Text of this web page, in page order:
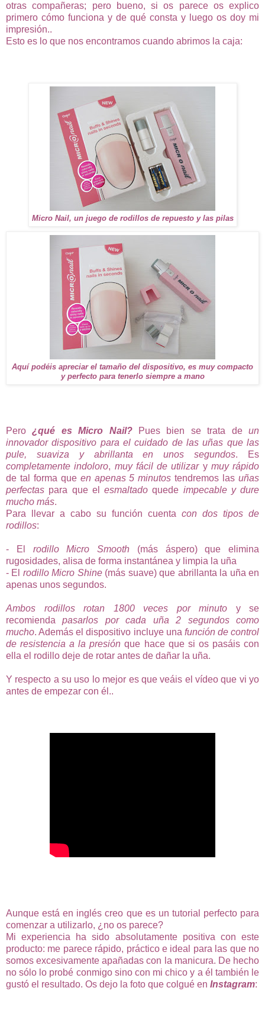
otras compañeras; pero bueno, si os parece os explico
primero cómo funciona y de qué consta y luego os doy mi
impresión..
Esto es lo que nos encontramos cuando abrimos la caja:
Micro Nail, un juego de rodillos de repuesto y las pilas
Aquí podéis apreciar el tamaño del dispositivo, es muy compacto
y perfecto para tenerlo siempre a mano
Pero¿qué es Micro Nail? Pues bien se trata deun
innovador dispositivo para el cuidado de las uñas que las
pule, suaviza y abrillanta en unos segundos. Es
completamente indoloro, muy fácil de utilizar y muy rápido
de tal forma que en apenas 5 minutos tendremos lasuñas
perfectas para que el esmaltado quede impecable y dure
mucho más.
Para llevar a cabo su función cuenta con dos tipos de
rodillos:
- El rodillo Micro Smooth (más áspero) que elimina
rugosidades, alisa de forma instantánea y limpia la uña
- El rodillo Micro Shine(más suave) que abrillanta la uña en
apenas unos segundos.
Ambos rodillos rotan 1800 veces por minuto y se
recomiendapasarlos por cada uña 2 segundos como
mucho. Además el dispositivo incluye una función de control
de resistencia a la presiónque hace que si os pasáis con
ella el rodillo deje de rotar antes de dañar la uña.
Y respecto a su uso lo mejor es que veáis el vídeo que vi yo
antes de empezar con él..
Aunque está en inglés creo que es un tutorial perfecto para
comenzar a utilizarlo, ¿no os parece?
Mi experiencia ha sido absolutamente positiva con este
producto: me parece rápido, práctico e ideal para las que no
somos excesivamente apañadas con la manicura. De hecho
no sólo lo probé conmigo sino con mi chico y a él también le
gustó el resultado. Os dejo la foto que colgué en Instagram: